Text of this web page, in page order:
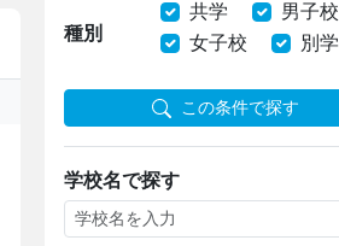
種別
共学
男子校
女子校
別学
この条件で探す
学校名で探す